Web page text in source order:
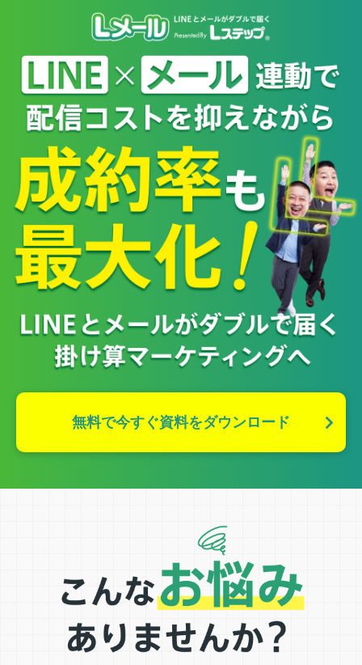
無料で今すぐ資料をダウンロード